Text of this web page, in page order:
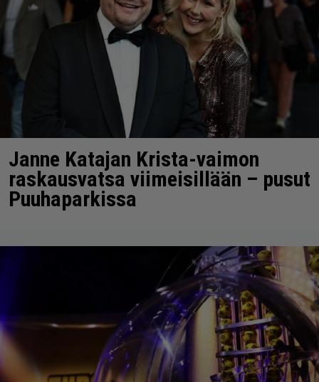
Janne Katajan Krista-vaimon
raskausvatsa viimeisillään – pusut
Puuhaparkissa